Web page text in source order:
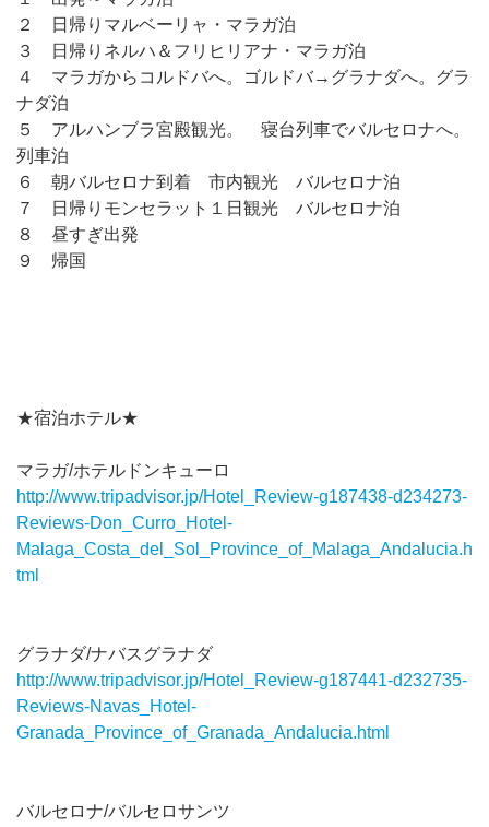
２ 日帰りマルベーリャ・マラガ泊
３ 日帰りネルハ＆フリヒリアナ・マラガ泊
４ マラガからコルドバへ。ゴルドバ→グラナダへ。グラ
ナダ泊
５ アルハンブラ宮殿観光。 寝台列車でバルセロナへ。
列車泊
６ 朝バルセロナ到着 市内観光 バルセロナ泊
７ 日帰りモンセラット１日観光 バルセロナ泊
８ 昼すぎ出発
９ 帰国
★宿泊ホテル★
マラガ/ホテルドンキューロ
http://www.tripadvisor.jp/Hotel_Review-g187438-d234273-
Reviews-Don_Curro_Hotel-
Malaga_Costa_del_Sol_Province_of_Malaga_Andalucia.h
tml
グラナダ/ナバスグラナダ
http://www.tripadvisor.jp/Hotel_Review-g187441-d232735-
Reviews-Navas_Hotel-
Granada_Province_of_Granada_Andalucia.html
バルセロナ/バルセロサンツ